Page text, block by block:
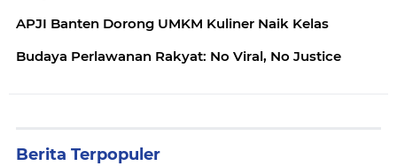
APJI Banten Dorong UMKM Kuliner Naik Kelas
Budaya Perlawanan Rakyat: No Viral, No Justice
Berita Terpopuler